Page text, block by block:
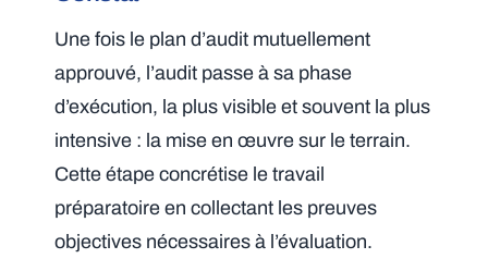
Une fois le plan d’audit mutuellement
approuvé, l’audit passe à sa phase
d’exécution, la plus visible et souvent la plus
intensive : la mise en œuvre sur le terrain.
Cette étape concrétise le travail
préparatoire en collectant les preuves
objectives nécessaires à l’évaluation.